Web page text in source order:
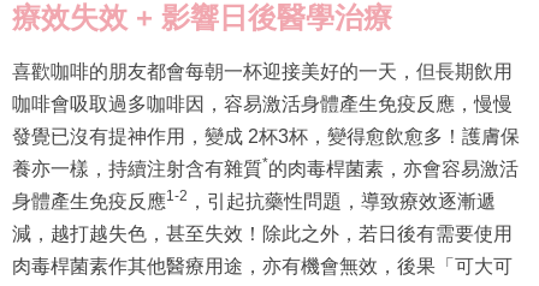
療效失效 + 影響日後醫學治療
喜歡咖啡的朋友都會每朝一杯迎接美好的一天，但長期飲用
咖啡會吸取過多咖啡因，容易激活身體產生免疫反應，慢慢
發覺已沒有提神作用，變成 2杯3杯，變得愈飲愈多！護膚保
養亦一樣，持續注射含有雜質*的肉毒桿菌素，亦會容易激活
身體產生免疫反應1-2 ，引起抗藥性問題，導致療效逐漸遞
減，越打越失色，甚至失效！除此之外，若日後有需要使用
肉毒桿菌素作其他醫療用途，亦有機會無效，後果「可大可